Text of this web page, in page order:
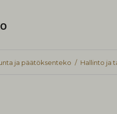
ja päätöksenteko Hallinto ja